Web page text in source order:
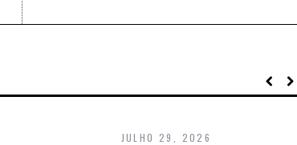
JULHO 29, 2026